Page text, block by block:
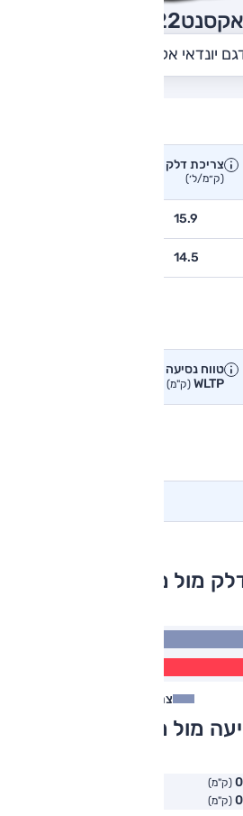
אקסנט2022
יונדאי אקסנט
צריכת דלק יצרן
(ק״מ/ל׳)
15.9
14.5
טווח נסיעה יצרן
WLTP(ק"מ)
מול מתחרים
צריכת דלק
מול מתחרים
0 (ק"מ)
0 (ק"מ)